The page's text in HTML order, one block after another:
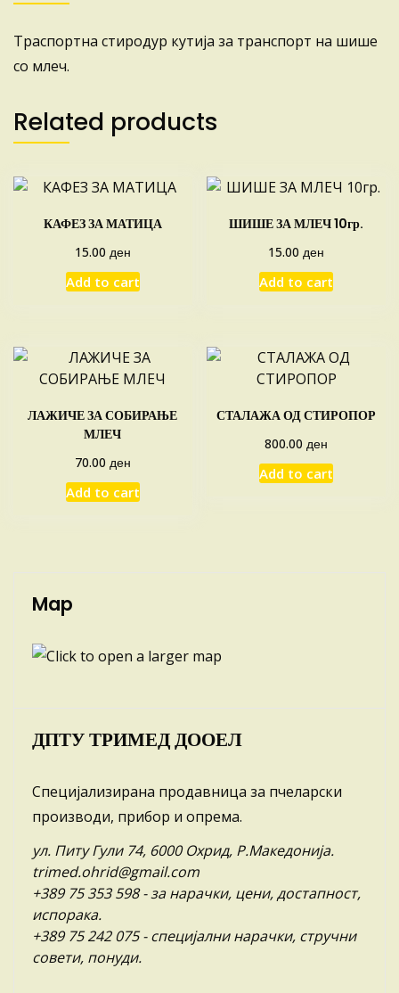
Траспортна стиродур кутија за транспорт на шише
со млеч.
Related products
КАФЕЗ ЗА МАТИЦА
15.00 ден
Add to cart
ШИШЕ ЗА МЛЕЧ 10гр.
15.00 ден
Add to cart
ЛАЖИЧЕ ЗА СОБИРАЊЕ
МЛЕЧ
70.00 ден
Add to cart
СТАЛАЖА ОД СТИРОПОР
800.00ден
Add to cart
Map
ДПТУ ТРИМЕД ДООЕЛ
Специјализирана продавница за пчеларски
производи, прибор и опрема.
ул. Питу Гули 74, 6000 Охрид, Р.Македонија.
trimed.ohrid@gmail.com
+389 75 353 598- за нарачки, цени, достапност,
испорака.
+389 75 242 075- специјални нарачки, стручни
совети, понуди.